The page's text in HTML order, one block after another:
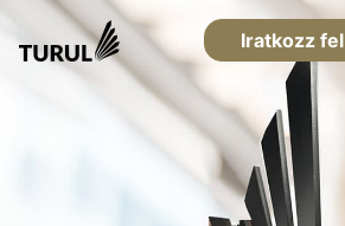
Iratkozz fel